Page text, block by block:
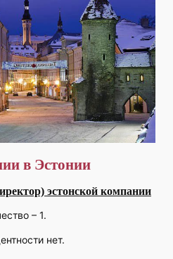
в Эстонии
эстонской компании
– 1.
нет.